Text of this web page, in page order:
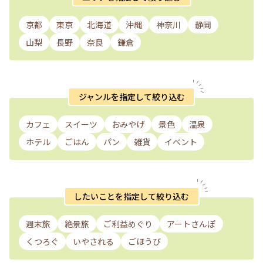
京都 東京 北海道 沖縄 神奈川
静岡
山梨
長野 奈良 鎌倉
ジャンルを指定して絞り込む
カフェ スイーツ おみやげ 景色
温泉
ホテル
ごはん パン 雑貨 イベント
したいことを指定して絞り込む
週末旅 絶景旅 ご利益めぐり
アートさんぽ
くつろぐ
いやされる ごほうび